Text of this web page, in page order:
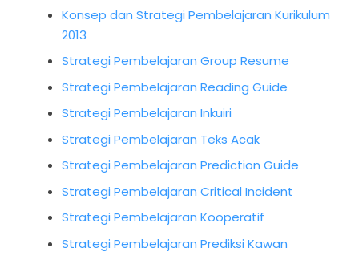
Konsep dan Strategi Pembelajaran Kurikulum
2013
Strategi Pembelajaran Group Resume
Strategi Pembelajaran Reading Guide
Strategi Pembelajaran Inkuiri
Strategi Pembelajaran Teks Acak
Strategi Pembelajaran Prediction Guide
Strategi Pembelajaran Critical Incident
Strategi Pembelajaran Kooperatif
Strategi Pembelajaran Prediksi Kawan